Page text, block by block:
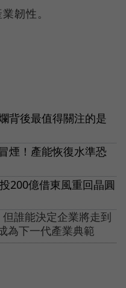
韌性。
背後最值得關注的是
煙！產能恢復水準恐
200億借東風重回晶圓
誰能決定企業將走到
為下一代產業典範